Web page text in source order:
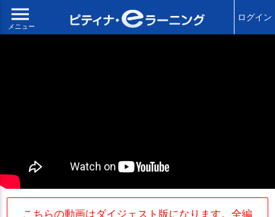
menu
メニュー
ログイン
こちらの動画はダイジェスト版になります。全編